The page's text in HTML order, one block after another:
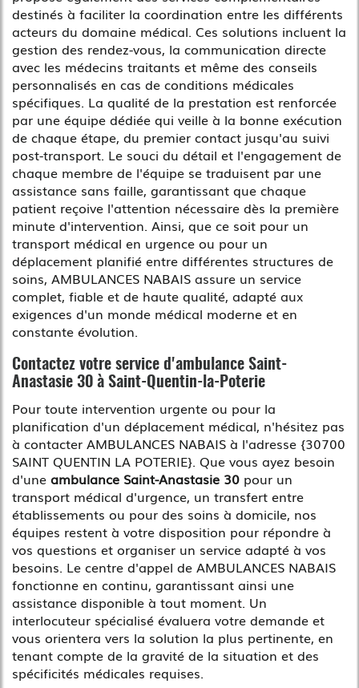
destinés à faciliter la coordination entre les différents
acteurs du domaine médical. Ces solutions incluent la
gestion des rendez-vous, la communication directe
avec les médecins traitants et même des conseils
personnalisés en cas de conditions médicales
spécifiques. La qualité de la prestation est renforcée
par une équipe dédiée qui veille à la bonne exécution
de chaque étape, du premier contact jusqu'au suivi
post-transport. Le souci du détail et l'engagement de
chaque membre de l'équipe se traduisent par une
assistance sans faille, garantissant que chaque
patient reçoive l'attention nécessaire dès la première
minute d'intervention. Ainsi, que ce soit pour un
transport médical en urgence ou pour un
déplacement planifié entre différentes structures de
soins, AMBULANCES NABAIS assure un service
complet, fiable et de haute qualité, adapté aux
exigences d'un monde médical moderne et en
constante évolution.
Contactez votre service d'ambulance Saint-
Anastasie 30 à Saint-Quentin-la-Poterie
Pour toute intervention urgente ou pour la
planification d'un déplacement médical, n'hésitez pas
à contacter AMBULANCES NABAIS à l'adresse {30700
SAINT QUENTIN LA POTERIE}. Que vous ayez besoin
d'une ambulance Saint-Anastasie 30 pour un
transport médical d'urgence, un transfert entre
établissements ou pour des soins à domicile, nos
équipes restent à votre disposition pour répondre à
vos questions et organiser un service adapté à vos
besoins. Le centre d'appel de AMBULANCES NABAIS
fonctionne en continu, garantissant ainsi une
assistance disponible à tout moment. Un
interlocuteur spécialisé évaluera votre demande et
vous orientera vers la solution la plus pertinente, en
tenant compte de la gravité de la situation et des
spécificités médicales requises.